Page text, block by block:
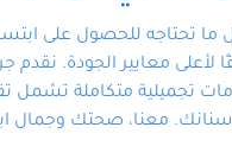
ما تحتاجه للحصول على
معايير الجودة. نقدم
تجميلية متكاملة تشمل
معنا، صحتك وجمال